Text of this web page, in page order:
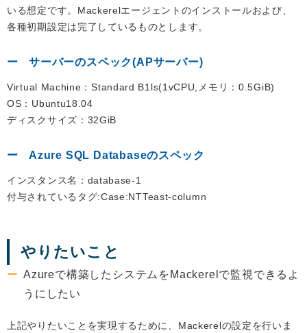
いる想定です。Mackerelエージェントのインストールおよび、
各種初期設定は完了しているものとします。
サーバーのスペック(APサーバー)
Virtual Machine：Standard B1ls(1vCPU,メモリ：0.5GiB)
OS：Ubuntu18.04
ディスクサイズ：32GiB
Azure SQL Databaseのスペック
インスタンス名：database-1
付与されているタグ:Case:NTTeast-column
やりたいこと
Azureで構築したシステムをMackerelで監視できるよ
うにしたい
上記やりたいことを実現するために、Mackerelの設定を行いま